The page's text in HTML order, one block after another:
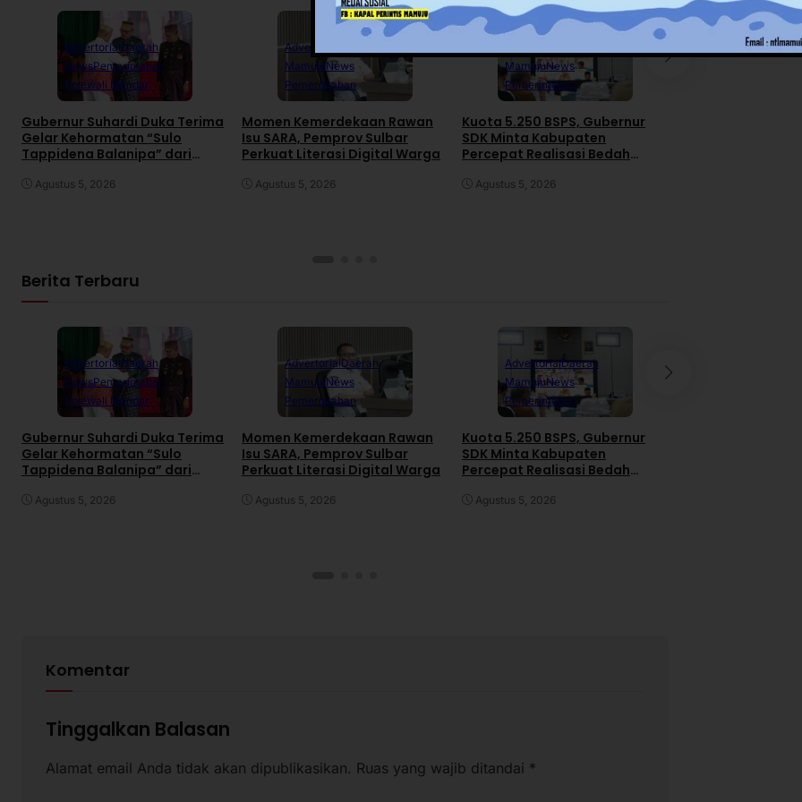
AdvertorialDaerah
NewsPemerintahan
Polewali Mandar
Gubernur Suhardi Duka Terima
Gelar Kehormatan “Sulo
Tappidena Balanipa” dari
Agustus 5, 2026
Advertorial
MamujuNews
Pemerintahan
Momen Kemerdekaan Rawan
Isu SARA, Pemprov Sulbar
Perkuat Literasi Digital Warga
Agustus 5, 2026
MamujuNews
Pemerintahan
Kuota 5.250 BSPS, Gubernur
SDK Minta Kabupaten
Percepat Realisasi Bedah
Agustus 5, 2026
DaerahNews
Berita Terbaru
AdvertorialDaerah
NewsPemerintahan
Polewali Mandar
Gubernur Suhardi Duka Terima
Gelar Kehormatan “Sulo
Tappidena Balanipa” dari
Agustus 5, 2026
AdvertorialDaerah
MamujuNews
Pemerintahan
Momen Kemerdekaan Rawan
Isu SARA, Pemprov Sulbar
Perkuat Literasi Digital Warga
Agustus 5, 2026
AdvertorialDaerah
MamujuNews
Pemerintahan
Kuota 5.250 BSPS, Gubernur
SDK Minta Kabupaten
Percepat Realisasi Bedah
Agustus 5, 2026
Komentar
Tinggalkan Balasan
Alamat email Anda tidak akan dipublikasikan. Ruas yang wajib ditandai *